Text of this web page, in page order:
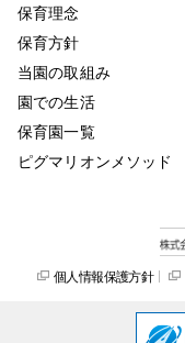
保育理念
保育方針
当園の取組み
園での生活
保育園一覧
ピグマリオンメソッド
個人情報保護方針